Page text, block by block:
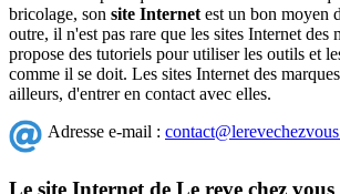
bricolage, son site Internet est un bon moyen
outre, il n'est pas rare que les sites Internet des
propose des tutoriels pour utiliser les outils et
comme il se doit. Les sites Internet des
ailleurs, d'entrer en contact avec elles.
Adresse e-mail :